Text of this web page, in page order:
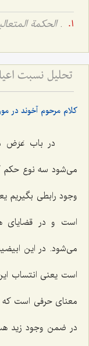
.الحکمة
کلام مرحوم آخوند در
در باب عَرَض
می‌شود سه نوع حکم
وجود رابطی بگیریم
است و در قضایای
می‌شود. در این
است یعنی انتساب
معنای حرفی است که
در ضمن وجود زید